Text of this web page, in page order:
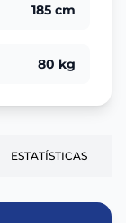
185 cm
80 kg
ESTATÍSTICAS